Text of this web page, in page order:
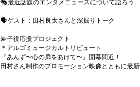
🎭最近話題のエンタメニュースについて語ろう
🗣️ゲスト：田村良太さんと深掘りトーク
💫子役応援プロジェクト
＊アルゴミュージカルトリビュート
『あんず〜心の扉をあけて〜』開幕間近！
田村さん制作のプロモーション映像とともに最